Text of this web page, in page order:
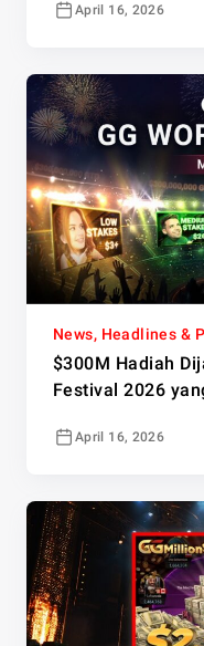
April 16, 2026
News, Headlines &
$300M Hadiah
Festival 2026
April 16, 2026